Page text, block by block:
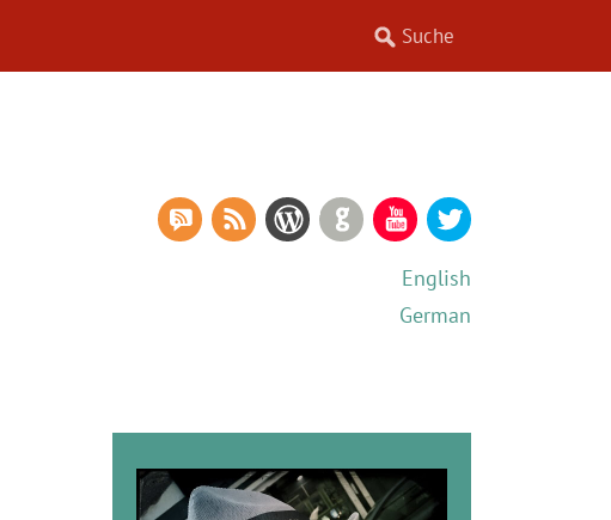
YouTube
GitHub
WordPress
RSS Feed
RSS Comments
English
German